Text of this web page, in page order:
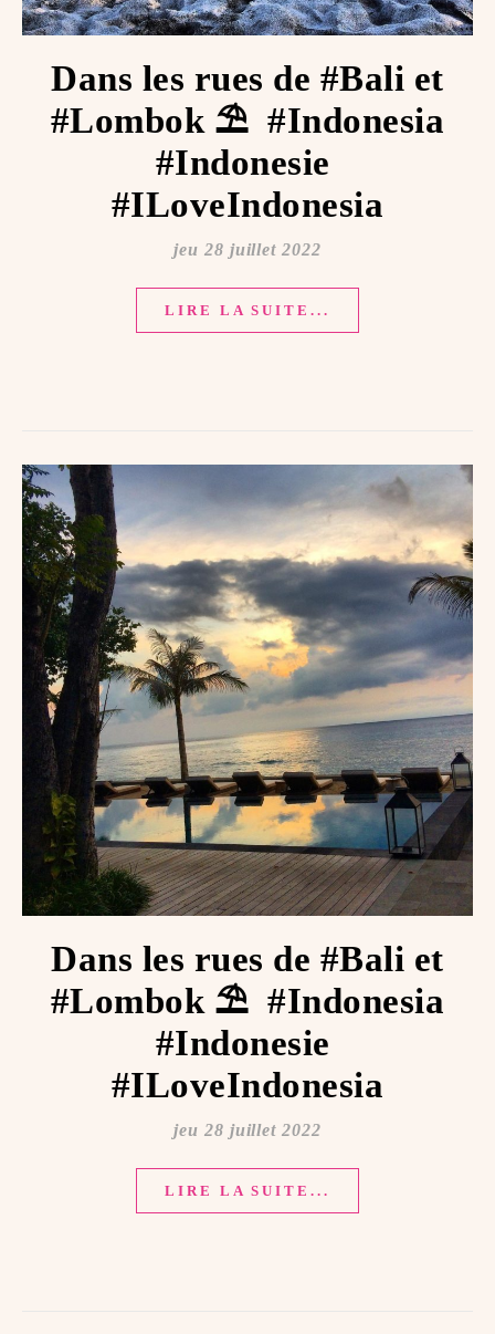
Dans les rues de #Bali et
#Lombok ⛱ ️ #Indonesia
#Indonesie ️
#ILoveIndonesia
jeu 28 juillet 2022
LIRE LA SUITE...
Dans les rues de #Bali et
#Lombok ⛱ ️ #Indonesia
#Indonesie ️
#ILoveIndonesia
jeu 28 juillet 2022
LIRE LA SUITE...